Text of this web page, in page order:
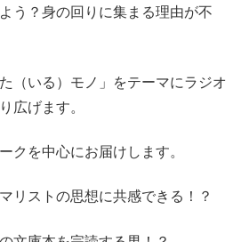
う？身の回りに集まる理由が不
（いる）モノ」をテーマにラジオ
広げます。
クを中心にお届けします。
リストの思想に共感できる！？